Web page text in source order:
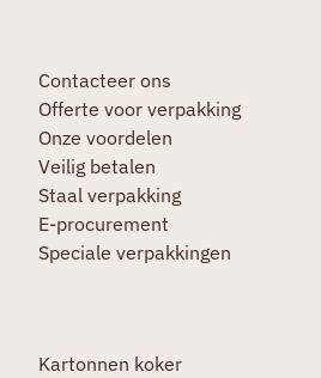
Contacteer ons
Offerte voor verpakking
Onze voordelen
Veilig betalen
Staal verpakking
E-procurement
Speciale verpakkingen
Kartonnen koker